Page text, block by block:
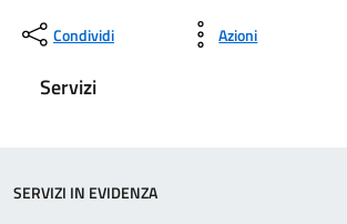
Condividi Azioni
Servizi
SERVIZI IN EVIDENZA